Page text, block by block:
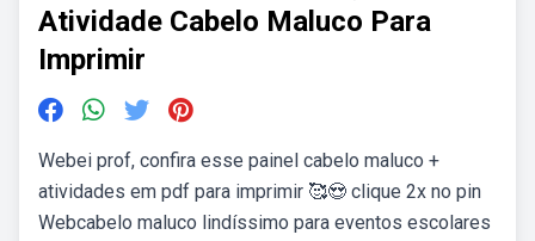
Atividade Cabelo Maluco Para
Imprimir
Webei prof, confira esse painel cabelo maluco +
atividades em pdf para imprimir 🥰😍 clique 2x no pin
Webcabelo maluco lindíssimo para eventos escolares